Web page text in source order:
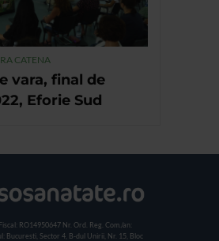
CATENA
vara, final de
Eforie Sud
RO14950647 Nr. Ord. Reg. Com./an:
Bucuresti, Sector 4, B-dul Unirii, Nr. 15, Bloc